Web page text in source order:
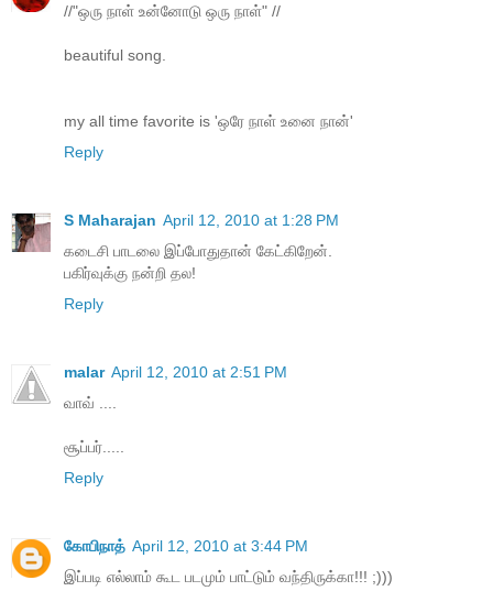
//"ஒரு நாள் உன்னோடு ஒரு நாள்" //
beautiful song.
my all time favorite is 'ஒரே நாள் உனை நான்'
Reply
S Maharajan April 12, 2010 at 1:28 PM
கடைசி பாடலை இப்போதுதான் கேட்கிறேன்.
பகிர்வுக்கு நன்றி தல!
Reply
malar April 12, 2010 at 2:51 PM
வாவ் ....
சூப்பர்.....
Reply
கோபிநாத் April 12, 2010 at 3:44 PM
இப்படி எல்லாம் கூட படமும் பாட்டும் வந்திருக்கா!!! ;)))